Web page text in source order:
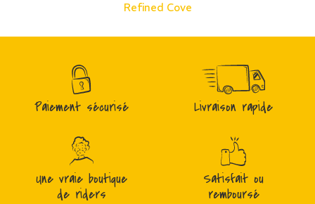
Refined Cove
Paiement sécurisé Livraison rapide
Une vraie boutique
de riders
Satisfait ou
remboursé